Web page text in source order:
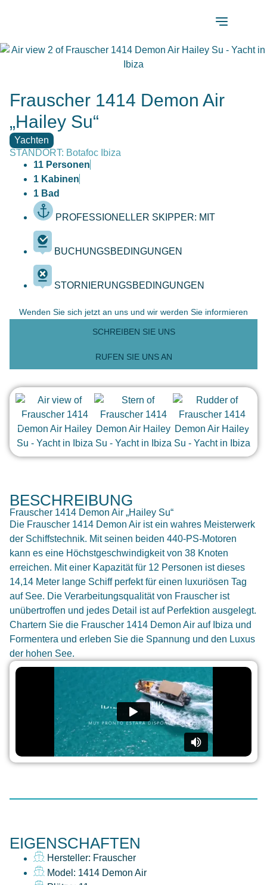
Frauscher 1414 Demon Air
„Hailey Su“
Yachten
STANDORT: Botafoc Ibiza
11 Personen
1 Kabinen
1 Bad
PROFESSIONELLER SKIPPER: MIT
BUCHUNGSBEDINGUNGEN
STORNIERUNGSBEDINGUNGEN
Wenden Sie sich jetzt an uns und wir werden Sie informieren
SCHREIBEN SIE UNS
RUFEN SIE UNS AN
BESCHREIBUNG
Frauscher 1414 Demon Air „Hailey Su“
Die Frauscher 1414 Demon Air ist ein wahres Meisterwerk
der Schiffstechnik. Mit seinen beiden 440-PS-Motoren
kann es eine Höchstgeschwindigkeit von 38 Knoten
erreichen. Mit einer Kapazität für 12 Personen ist dieses
14,14 Meter lange Schiff perfekt für einen luxuriösen Tag
auf See. Die Verarbeitungsqualität von Frauscher ist
unübertroffen und jedes Detail ist auf Perfektion ausgelegt.
Chartern Sie die Frauscher 1414 Demon Air auf Ibiza und
Formentera und erleben Sie die Spannung und den Luxus
der hohen See.
EIGENSCHAFTEN
Hersteller: Frauscher
Model: 1414 Demon Air